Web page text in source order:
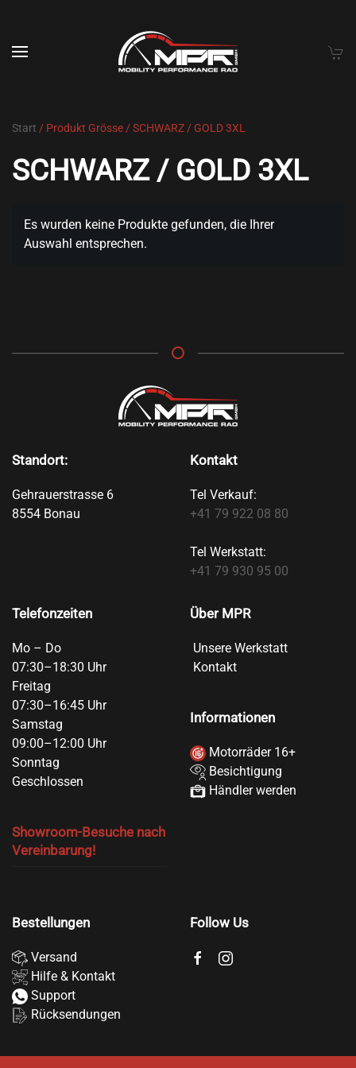
Skip to main content
Start / Produkt Grösse / SCHWARZ / GOLD 3XL
SCHWARZ / GOLD 3XL
Es wurden keine Produkte gefunden, die Ihrer
Auswahl entsprechen.
Standort:
Gehrauerstrasse 6
8554 Bonau
Kontakt
Tel Verkauf:
+41 79 922 08 80
Tel Werkstatt:
+41 79 930 95 00
Telefonzeiten
Mo – Do
07:30–18:30 Uhr
Freitag
07:30–16:45 Uhr
Samstag
09:00–12:00 Uhr
Sonntag
Geschlossen
Showroom-Besuche nach
Vereinbarung!
Über MPR
Unsere Werkstatt
Kontakt
Informationen
Motorräder 16+
Besichtigung
Händler werden
Bestellungen
Versand
Hilfe & Kontakt
Support
Rücksendungen
Follow Us